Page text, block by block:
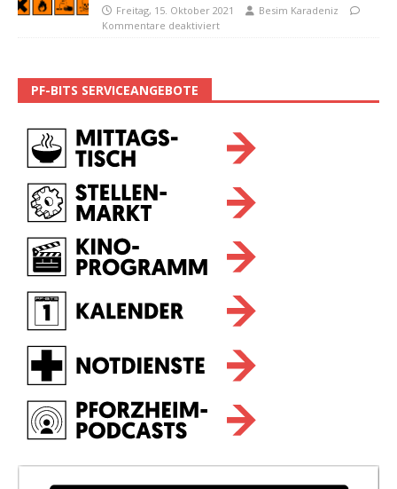
Freitag, 15. Oktober 2021
Besim Karadeniz
Kommentare deaktiviert
PF-BITS SERVICEANGEBOTE